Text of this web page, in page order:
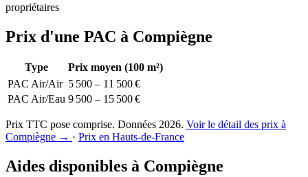
propriétaires
Prix d'une PAC à Compiègne
Type
Prix moyen (100 m²)
PAC Air/Air 5 500 – 11 500 €
PAC Air/Eau 9 500 – 15 500 €
Prix TTC pose comprise. Données 2026. Voir le détail des prix à
Compiègne → · Prix en Hauts-de-France
Aides disponibles à Compiègne